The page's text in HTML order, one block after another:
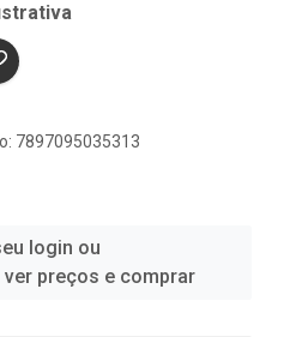
7897095035313
login ou
preços e comprar